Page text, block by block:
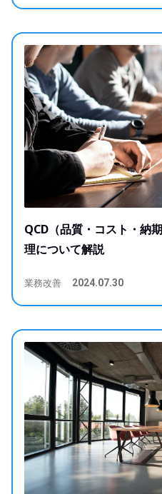
QCD（品質・コスト・納
理について解説
業務改善 2024.07.30